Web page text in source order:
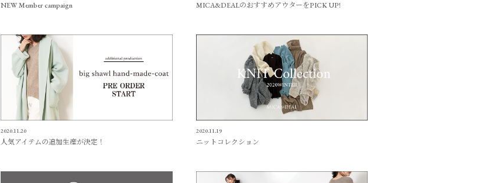
NEW Member campaign MICA&DEALのおすすめアウターをPICK UP!
2020.11.20
人気アイテムの追加生産が決定！
2020.11.19
ニットコレクション